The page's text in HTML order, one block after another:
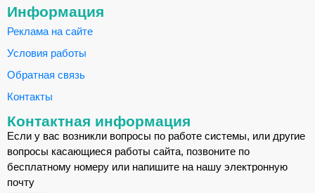
Информация
Реклама на сайте
Условия работы
Обратная связь
Контакты
Контактная информация
Если у вас возникли вопросы по работе системы, или другие
вопросы касающиеся работы сайта, позвоните по
бесплатному номеру или напишите на нашу электронную
почту